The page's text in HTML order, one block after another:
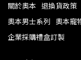
關於奧本 退換貨政策
奧本男士系列 奧本寵
企業採購禮盒訂製